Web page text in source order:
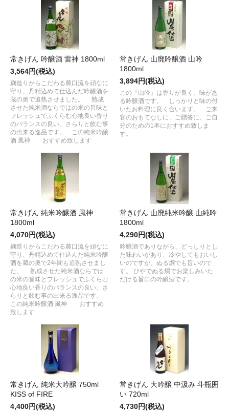
常きげん 吟醸酒 雷神 1800ml
3,564円(税込)
麹造りからこだわる農口流を頑なに
守り、丹精込めて仕込んだ吟醸酒を
蔵の奥で追熟させました。 熟成
させた純米酒ならではの米の旨味と
フレッシュでふくらむ心地良い香り
のバランスの良い、さらりと飲む事
の出来る逸品です。 この純米吟醸
酒 風神 おすすめ致します
常きげん 山廃吟醸酒 山吟
1800ml
3,894円(税込)
この『山吟』は香りが良く、味があ
る吟醸酒です。 しっかりと味の付
いたお料理に良く合います。 ご来
客のおもてなしに、ご贈答に、ご自
分のための1本におすすめ致しま
す。
常きげん 純米吟醸酒 風神
1800ml
4,070円(税込)
麹造りからこだわる農口流を頑なに
守り、丹精込めて仕込んだ純米吟醸
酒を蔵の奥で2年間も追熟させまし
た。 熟成させた純米酒ならでは
の米の旨味とフレッシュでふくらむ
心地良い香りのバランスの良い、さ
らりと飲む事の出来る逸品です。
この純米吟醸酒 風神 おすすめ
致します
常きげん 山廃純米吟醸 山純吟
1800ml
4,290円(税込)
吟醸酒でありながら、どっしりとし
た味わいがあり、冷やしてもおいし
いのですが、ぬる燗でも旨いので
す。 ひやでぬる燗でお楽しみいた
だける旨口の吟醸酒です。
常きげん 純米大吟醸 750ml
KISS of FIRE
4,400円(税込)
常きげん 大吟醸 中汲み 斗瓶囲
い 720ml
4,730円(税込)